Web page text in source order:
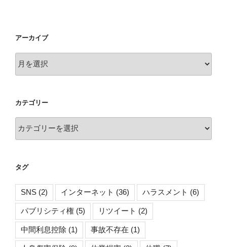
アーカイブ
ー
ブ
カテゴリー
テ
ー
タグ
SNS (2) インターネット (36) ハラスメント (6)
パブリシティ権 (5) リツイート (2)
中間利息控除 (1) 事故不存在 (1)